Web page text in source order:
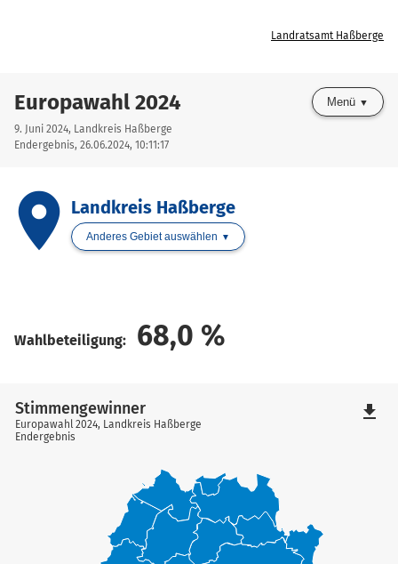
Landratsamt Haßberge
Europawahl 2024
9. Juni 2024, Landkreis Haßberge
Endergebnis, 26.06.2024, 10:11:17
Menü
placeLandkreis Haßberge
Anderes Gebiet auswählen
Wahlbeteiligung: 68,0 %
Stimmengewinner
Europawahl 2024, Landkreis Haßberge
Endergebnis
file_download